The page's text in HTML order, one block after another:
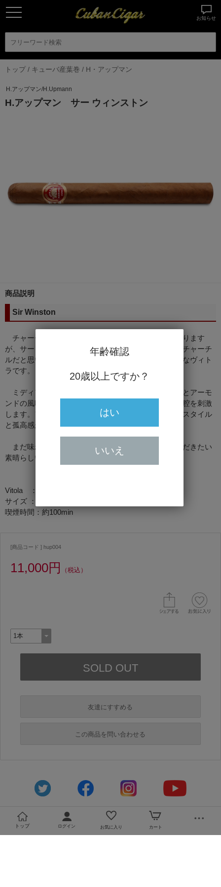
お知らせ
トップ/ キューバ産葉巻 / H・アップマン
H.アップマン/H.Upmann
H.アップマン サー ウィンストン
商品説明
Sir Winston
チャーチルサイズには、素晴らしいシガーが多数あります
が、サー・ウィンストンはその中でもトップクラスのチャーチ
ルだと思います。実はアップマンの中で私が一番好きなヴィト
ラです。
ミディアムからフルボディーで、コーヒークリームとアーモ
ンドの風味が、シルクのようになめらかさで口腔と鼻腔を刺激
します。アップマンの中でもSir Winstonには、独自のスタイル
と孤高感が感じられます。
まだ味わったことのない方は是非一度、お試しいただきたい
素晴らしい葉巻です。
Vitola ：チャーチル
サイズ ：178mm×18.65mm
喫煙時間：約100min
[商品コード ] hup004
11,000円 （税込）
友達にすすめる
この商品を問い合わせる
トップ ログイン お気に入り カート
年齢確認
20歳以上ですか？
はい
いいえ